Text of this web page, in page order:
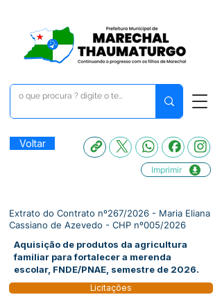
Voltar
Imprimir
Extrato do Contrato nº267/2026 - Maria Eliana
Cassiano de Azevedo - CHP nº005/2026
Aquisição de produtos da agricultura
familiar para fortalecer a merenda
escolar, FNDE/PNAE, semestre de 2026.
Licitações